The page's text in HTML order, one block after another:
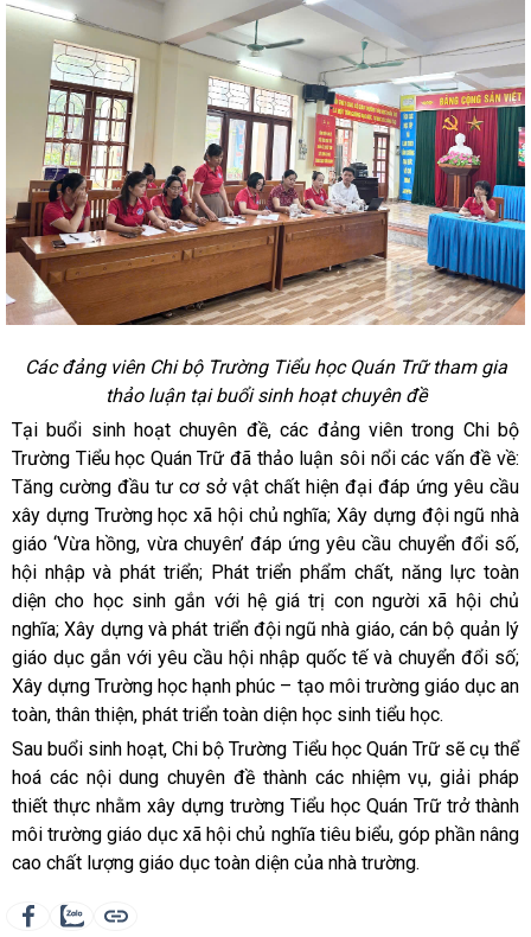
Các đảng viên Chi bộ Trường Tiểu học Quán Trữ tham gia
thảo luận tại buổi sinh hoạt chuyên đề
Tại buổi sinh hoạt chuyên đề, các đảng viên trong Chi bộ
Trường Tiểu học Quán Trữ đã thảo luận sôi nổi các vấn đề về:
Tăng cường đầu tư cơ sở vật chất hiện đại đáp ứng yêu cầu
xây dựng Trường học xã hội chủ nghĩa; Xây dựng đội ngũ nhà
giáo ‘Vừa hồng, vừa chuyên’ đáp ứng yêu cầu chuyển đổi số,
hội nhập và phát triển; Phát triển phẩm chất, năng lực toàn
diện cho học sinh gắn với hệ giá trị con người xã hội chủ
nghĩa; Xây dựng và phát triển đội ngũ nhà giáo, cán bộ quản lý
giáo dục gắn với yêu cầu hội nhập quốc tế và chuyển đổi số;
Xây dựng Trường học hạnh phúc – tạo môi trường giáo dục an
toàn, thân thiện, phát triển toàn diện học sinh tiểu học.
Sau buổi sinh hoạt, Chi bộ Trường Tiểu học Quán Trữ sẽ cụ thể
hoá các nội dung chuyên đề thành các nhiệm vụ, giải pháp
thiết thực nhằm xây dựng trường Tiểu học Quán Trữ trở thành
môi trường giáo dục xã hội chủ nghĩa tiêu biểu, góp phần nâng
cao chất lượng giáo dục toàn diện của nhà trường.